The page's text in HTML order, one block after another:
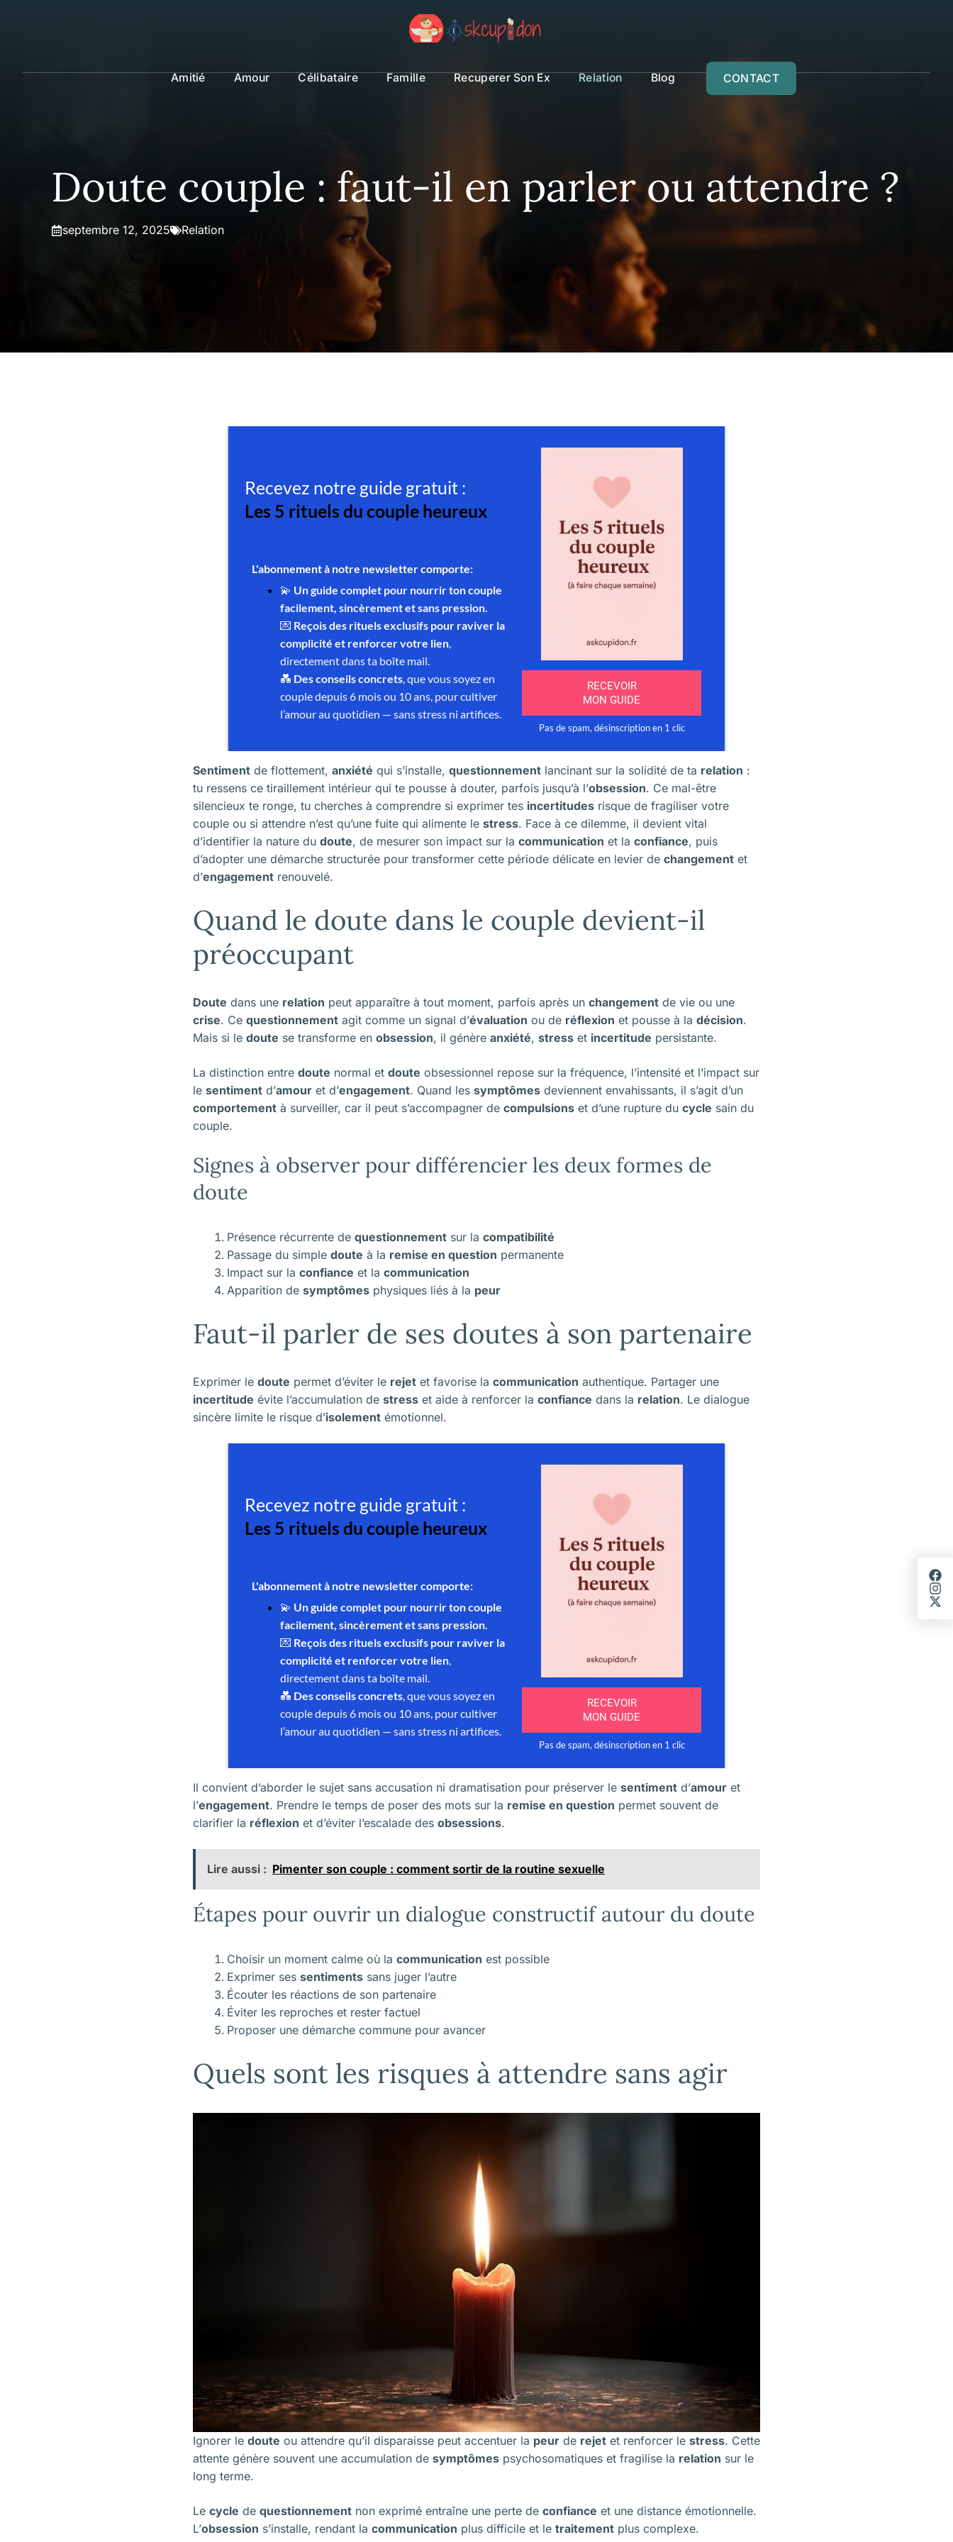
Amitié Amour Célibataire Famille Recuperer Son Ex Relation Blog CONTACT
Doute couple : faut-il en parler ou attendre ?
septembre 12, 2025 Relation
Sentiment de flottement, anxiété qui s’installe, questionnement lancinant sur la solidité de ta relation :
tu ressens ce tiraillement intérieur qui te pousse à douter, parfois jusqu’à l’obsession. Ce mal-être
silencieux te ronge, tu cherches à comprendre si exprimer tes incertitudes risque de fragiliser votre
couple ou si attendre n’est qu’une fuite qui alimente le stress. Face à ce dilemme, il devient vital
d’identifier la nature du doute, de mesurer son impact sur la communication et la confiance, puis
d’adopter une démarche structurée pour transformer cette période délicate en levier de changement et
d’engagement renouvelé.
Quand le doute dans le couple devient-il
préoccupant
Doute dans une relation peut apparaître à tout moment, parfois après un changement de vie ou une
crise. Ce questionnement agit comme un signal d’évaluation ou de réflexion et pousse à la décision.
Mais si le doute se transforme en obsession, il génère anxiété, stress et incertitude persistante.
La distinction entre doute normal et doute obsessionnel repose sur la fréquence, l’intensité et l’impact sur
le sentiment d’amour et d’engagement. Quand les symptômes deviennent envahissants, il s’agit d’un
comportement à surveiller, car il peut s’accompagner de compulsions et d’une rupture du cycle sain du
couple.
Signes à observer pour différencier les deux formes de
doute
Présence récurrente de questionnement sur la compatibilité
Passage du simple doute à la remise en question permanente
Impact sur la confiance et la communication
Apparition de symptômes physiques liés à la peur
Faut-il parler de ses doutes à son partenaire
Exprimer le doute permet d’éviter le rejet et favorise la communication authentique. Partager une
incertitude évite l’accumulation de stress et aide à renforcer la confiance dans la relation. Le dialogue
sincère limite le risque d’isolement émotionnel.
Il convient d’aborder le sujet sans accusation ni dramatisation pour préserver le sentiment d’amour et
l’engagement. Prendre le temps de poser des mots sur la remise en question permet souvent de
clarifier la réflexion et d’éviter l’escalade des obsessions.
Lire aussi : Pimenter son couple : comment sortir de la routine sexuelle
Étapes pour ouvrir un dialogue constructif autour du doute
Choisir un moment calme où la communication est possible
Exprimer ses sentiments sans juger l’autre
Écouter les réactions de son partenaire
Éviter les reproches et rester factuel
Proposer une démarche commune pour avancer
Quels sont les risques à attendre sans agir
Ignorer le doute ou attendre qu’il disparaisse peut accentuer la peur de rejet et renforcer le stress. Cette
attente génère souvent une accumulation de symptômes psychosomatiques et fragilise la relation sur le
long terme.
Le cycle de questionnement non exprimé entraîne une perte de confiance et une distance émotionnelle.
L’obsession s’installe, rendant la communication plus difficile et le traitement plus complexe.